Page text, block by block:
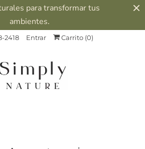
para transformar tus
ambientes.
2418 Entrar Carrito (0)